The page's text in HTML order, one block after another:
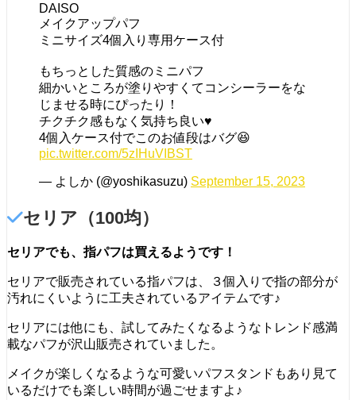
DAISO
メイクアップパフ
ミニサイズ4個入り専用ケース付
もちっとした質感のミニパフ
細かいところが塗りやすくてコンシーラーをな
じませる時にぴったり！
チクチク感もなく気持ち良い♥
4個入ケース付でこのお値段はバグ😆
pic.twitter.com/5zIHuVIBST
— よしか (@yoshikasuzu) September 15, 2023
セリア（100均）
セリアでも、指パフは買えるようです！
セリアで販売されている指パフは、３個入りで指の部分が
汚れにくいように工夫されているアイテムです♪
セリアには他にも、試してみたくなるようなトレンド感満
載なパフが沢山販売されていました。
メイクが楽しくなるような可愛いパフスタンドもあり見て
いるだけでも楽しい時間が過ごせますよ♪